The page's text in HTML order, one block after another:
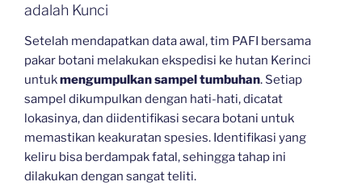
adalah Kunci
Setelah mendapatkan data awal, tim PAFI bersama
pakar botani melakukan ekspedisi ke hutan Kerinci
untukmengumpulkan sampel tumbuhan. Setiap
sampel dikumpulkan dengan hati-hati, dicatat
lokasinya, dan diidentifikasi secara botani untuk
memastikan keakuratan spesies. Identifikasi yang
keliru bisa berdampak fatal, sehingga tahap ini
dilakukan dengan sangat teliti.